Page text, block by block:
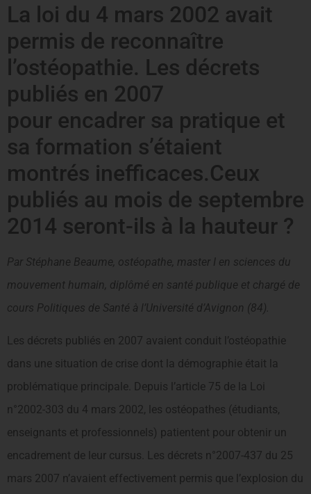
La loi du 4 mars 2002 avait
permis de reconnaître
l’ostéopathie. Les décrets
publiés en 2007
pour encadrer sa pratique et
sa formation s’étaient
montrés inefficaces.Ceux
publiés au mois de septembre
2014 seront-ils à la hauteur ?
Par Stéphane Beaume, ostéopathe, master I en sciences du
mouvement humain, diplômé en santé publique et chargé de
cours Politiques de Santé à l’Université d’Avignon (84).
Les décrets publiés en 2007 avaient conduit l’ostéopathie
dans une situation de crise dont la démographie était la
problématique principale. Depuis l’article 75 de la Loi
n°2002-303 du 4 mars 2002, les ostéopathes (étudiants,
enseignants et professionnels) patientent pour obtenir un
encadrement de leur cursus. Les décrets n°2007-437 du 25
mars 2007 n’avaient effectivement permis que l’explosion du